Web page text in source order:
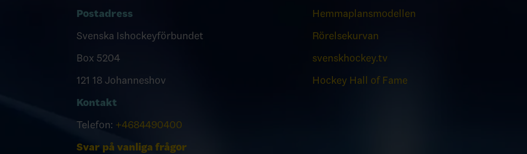
Postadress
Svenska Ishockeyförbundet
Box 5204
121 18 Johanneshov
Kontakt
Telefon: +4684490400
Svar på vanliga frågor
Hemmaplansmodellen
Rörelsekurvan
svenskhockey.tv
Hockey Hall of Fame